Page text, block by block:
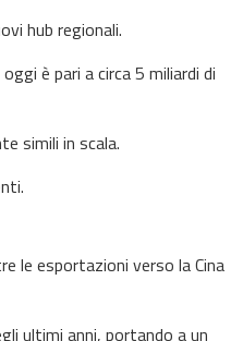
hub regionali.
è pari a circa 5 miliardi di
simili in scala.
le esportazioni verso la Cina
ultimi anni, portando a un